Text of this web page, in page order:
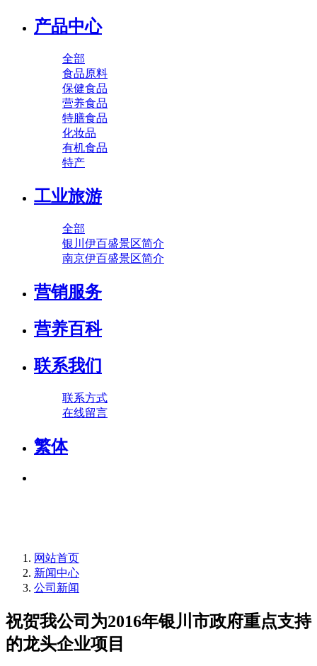
产品中心
全部
食品原料
保健食品
营养食品
特膳食品
化妆品
有机食品
特产
工业旅游
全部
银川伊百盛景区简介
南京伊百盛景区简介
营销服务
营养百科
联系我们
联系方式
在线留言
繁体
网站首页
新闻中心
公司新闻
祝贺我公司为2016年银川市政府重点支持
的龙头企业项目